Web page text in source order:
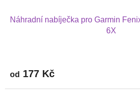
Náhradní nabíječka pro Garmin
6X
od 177 Kč